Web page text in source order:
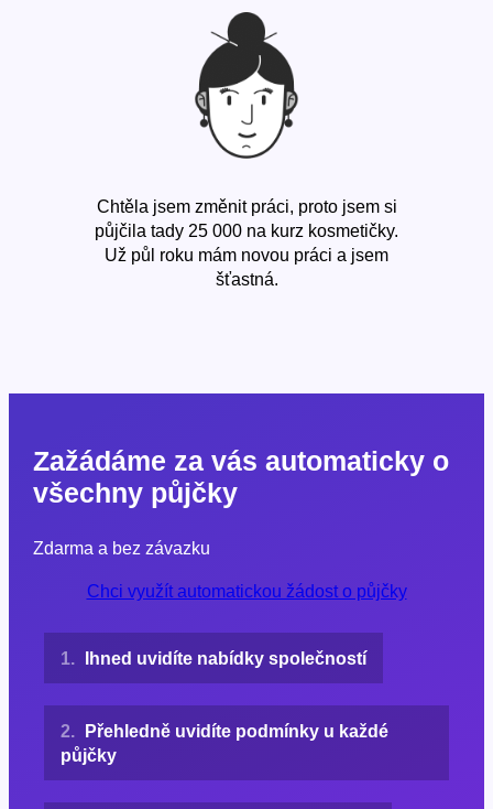
Chtěla jsem změnit práci, proto jsem si
půjčila tady 25 000 na kurz kosmetičky.
Už půl roku mám novou práci a jsem
šťastná.
Zažádáme za vás automaticky o
všechny půjčky
Zdarma a bez závazku
Chci využít automatickou žádost o půjčky
Ihned uvidíte nabídky společností
Přehledně uvidíte podmínky u každé
půjčky